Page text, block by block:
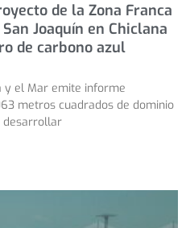
de la Zona Franca
Joaquín en Chiclana
de carbono azul
y el Mar emite informe
metros cuadrados de dominio
desarrollar